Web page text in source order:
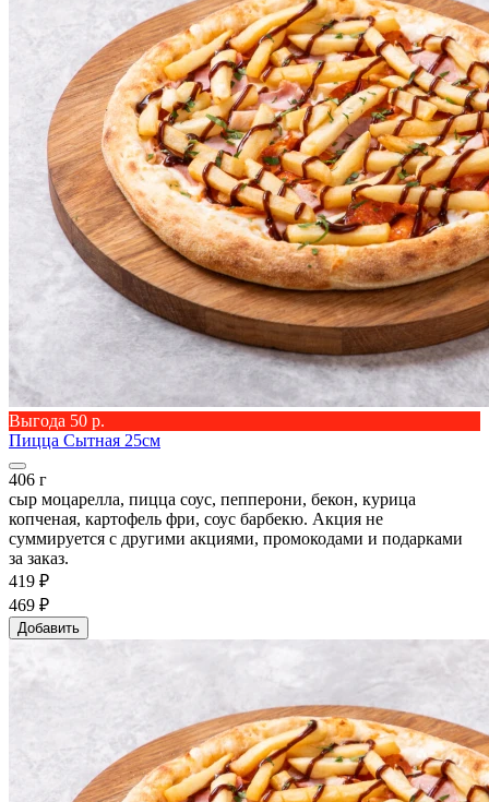
Выгода 50 р.
Пицца Сытная 25см
406 г
сыр моцарелла, пицца соус, пепперони, бекон, курица
копченая, картофель фри, соус барбекю. Акция не
суммируется с другими акциями, промокодами и подарками
за заказ.
419 ₽
469 ₽
Добавить